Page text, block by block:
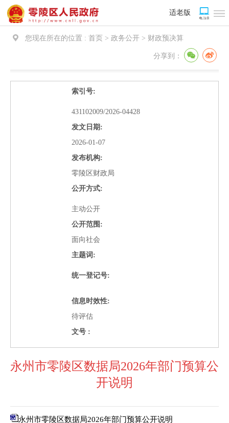
您现在所在的位置 : 首页 > 政务公开 > 财政预决算
分享到：
索引号:
431102009/2026-04428
发文日期:
2026-01-07
发布机构:
零陵区财政局
公开方式:
主动公开
公开范围:
面向社会
主题词:
统一登记号:
信息时效性:
待评估
文号 :
永州市零陵区数据局2026年部门预算公
开说明
永州市零陵区数据局2026年部门预算公开说明
适老版